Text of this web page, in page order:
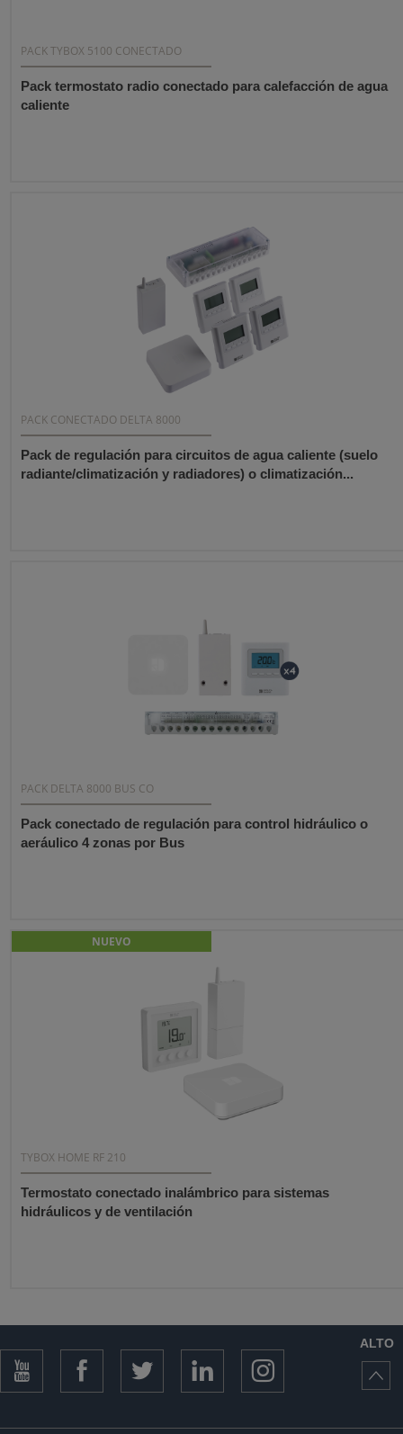
PACK TYBOX 5100 CONECTADO
Pack termostato radio conectado para calefacción de agua
caliente
PACK CONECTADO DELTA 8000
Pack de regulación para circuitos de agua caliente (suelo
radiante/climatización y radiadores) o climatización...
PACK DELTA 8000 BUS CO
Pack conectado de regulación para control hidráulico o
aeráulico 4 zonas por Bus
NUEVO
TYBOX HOME RF 210
Termostato conectado inalámbrico para sistemas
hidráulicos y de ventilación
ALTO